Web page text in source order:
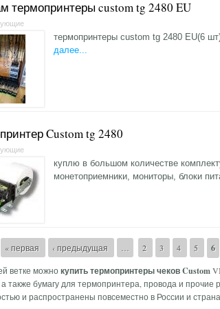
термопринтеры custom tg 2480 EU
термопринтеры custom tg 2480 EU(6
далее...
Custom tg 2480
куплю в большом количестве
монетоприемники, мониторы, блоки
« первая ‹ предыдущая … 2 3 4 5 6
ветке можнокупить термопринтеры чеков Custom
также бумагу для термопринтера, провода и прочие
и распространены повсеместно в России и